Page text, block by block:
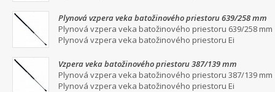
Plynová vzpera veka batožinového priestoru 639/258 mm
Plynová vzpera veka batožinového priestoru 639/258 mm
Plynová vzpera veka batožinového priestoru Ei
Vzpera veka batožinového priestoru 387/139 mm
Plynová vzpera veka batožinového priestoru 387/139 mm
Plynová vzpera veka batožinového priestoru Ei